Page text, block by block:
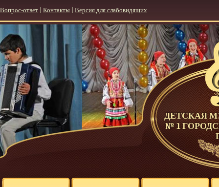
ДЕТСКАЯ
№ 1
Вопрос-ответ Контакты Версия для слабовидящих